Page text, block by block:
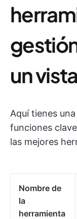
un
Aquí tienes
funciones
las mejores
Nombre de
la
herramienta